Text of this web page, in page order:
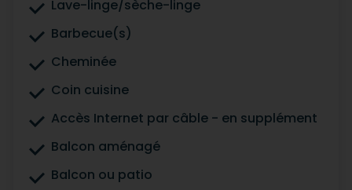
Lave-linge/sèche-linge
Barbecue(s)
Cheminée
Coin cuisine
Accès Internet par câble - en supplément
Balcon aménagé
Balcon ou patio